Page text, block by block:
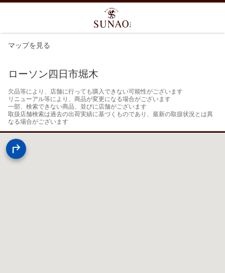
マップを見る
ローソン四日市堀木
欠品等により、店舗に行っても購入できない可能性がございます
リニューアル等により、商品が変更になる場合がございます
一部、検索できない商品、並びに店舗がございます
取扱店舗検索は過去の出荷実績に基づくものであり、最新の取扱状況とは異
なる場合がございます